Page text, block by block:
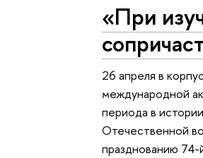
«При
26 апреля в
международной
периода в
Отечественной
празднованию